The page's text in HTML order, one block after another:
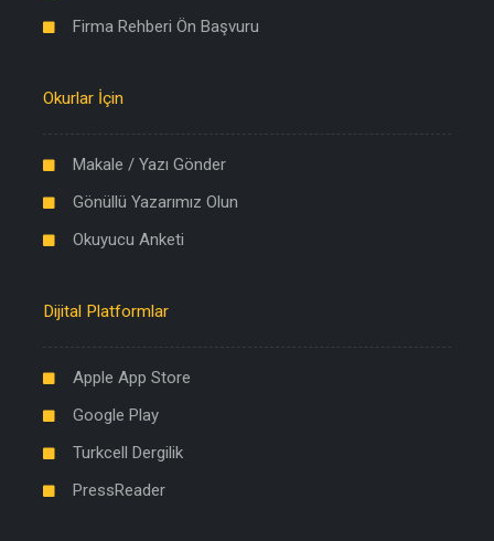
Firma Rehberi Ön Başvuru
Okurlar İçin
Makale / Yazı Gönder
Gönüllü Yazarımız Olun
Okuyucu Anketi
Dijital Platformlar
Apple App Store
Google Play
Turkcell Dergilik
PressReader